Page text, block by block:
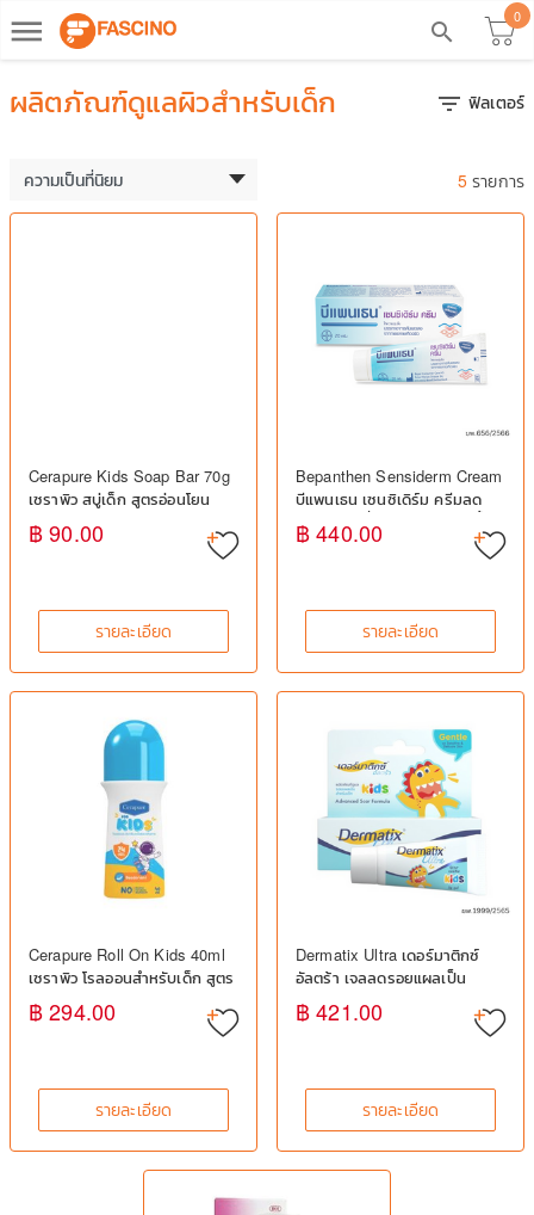
dehaze search
0
ผลิตภัณฑ์ดูแลผิวสำหรับเด็ก filter_list ฟิลเตอร์
5 รายการ
Cerapure Kids Soap Bar 70g
เซราพิว สบู่เด็ก สูตรอ่อนโยน
ทำความสะอาดผิวเด็ก
฿ 90.00
รายละเอียด
Bepanthen Sensiderm Cream
บีแพนเธน เซนซิเดิร์ม ครีมลด
อาการคัน ผื่นแพ้ ให้ความชุ่มชื้น
20 กรัม
฿ 440.00
รายละเอียด
Cerapure Roll On Kids 40ml
เซราพิว โรลออนสำหรับเด็ก สูตร
อ่อนโยน
฿ 294.00
รายละเอียด
Dermatix Ultra เดอร์มาติกซ์
อัลตร้า เจลลดรอยแผลเป็น
สำหรับเด็ก ลดรอยแผลเป็นนูน คี
ลอยด์ และแผลผ่าตัด ขนาด 5
฿ 421.00
รายละเอียด